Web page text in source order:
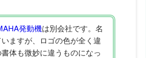
発動機は別会社です。名
ますが、ロゴの色が全く違
体も微妙に違うものになっ